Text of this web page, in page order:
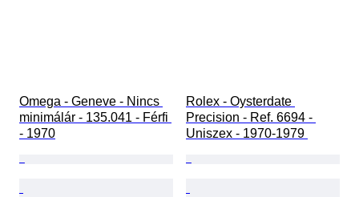
Omega - Geneve - Nincs
minimálár - 135.041 - Férfi
- 1970
Rolex - Oysterdate
Precision - Ref. 6694 -
Uniszex - 1970-1979